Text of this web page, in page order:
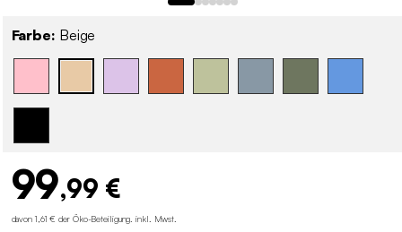
Farbe: Beige
99,99 €
davon 1,61 € der Öko-Beteiligung inkl. Mwst.